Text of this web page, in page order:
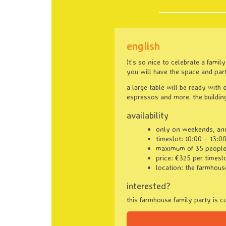
english
It’s so nice to celebrate a
you will have the space and
a large table will be ready with
espressos and more. the
availability
only on weekends,
timeslot: 10:00 –
maximum of 35
price: €325 per
location: the
interested?
this farmhouse family party is